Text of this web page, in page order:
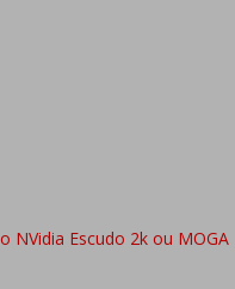
Escudo 2k ou MOGA